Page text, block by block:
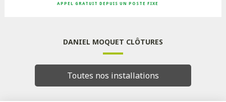
APPEL GRATUIT DEPUIS UN POSTE FIXE
DANIEL MOQUET CLÔTURES
Toutes nos installations